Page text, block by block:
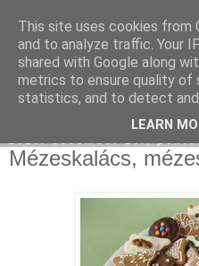
Moha Konyha
Mézeskalács,
This site uses cookies from
and to analyze traffic. Your
shared with Google along
metrics to ensure quality of
statistics, and to detect and
LEARN